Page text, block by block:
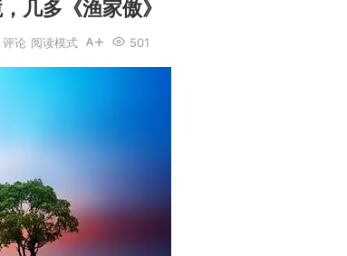
几多《渔家傲》
评论 501
阅读模式